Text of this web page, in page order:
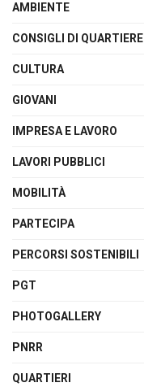
AMBIENTE
CONSIGLI DI QUARTIERE
CULTURA
GIOVANI
IMPRESA E LAVORO
LAVORI PUBBLICI
MOBILITÀ
PARTECIPA
PERCORSI SOSTENIBILI
PGT
PHOTOGALLERY
PNRR
QUARTIERI